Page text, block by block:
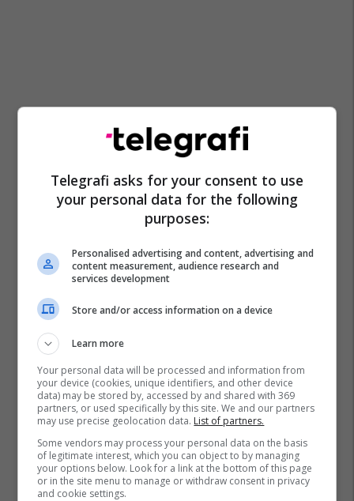
Serbia Protesta Ne Serbi Beogradi
Telegrafi asks for your consent to use
your personal data for the following
purposes:
Personalised advertising and content, advertising and
content measurement, audience research and
services development
Store and/or access information on a device
Learn more
Your personal data will be processed and information from
your device (cookies, unique identifiers, and other device
data) may be stored by, accessed by and shared with 369
partners, or used specifically by this site. We and our partners
may use precise geolocation data. List of partners.
Some vendors may process your personal data on the basis
of legitimate interest, which you can object to by managing
your options below. Look for a link at the bottom of this page
or in the site menu to manage or withdraw consent in privacy
and cookie settings.